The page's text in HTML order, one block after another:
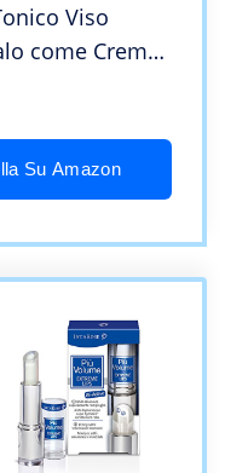
Viso
come Crema
Su Amazon